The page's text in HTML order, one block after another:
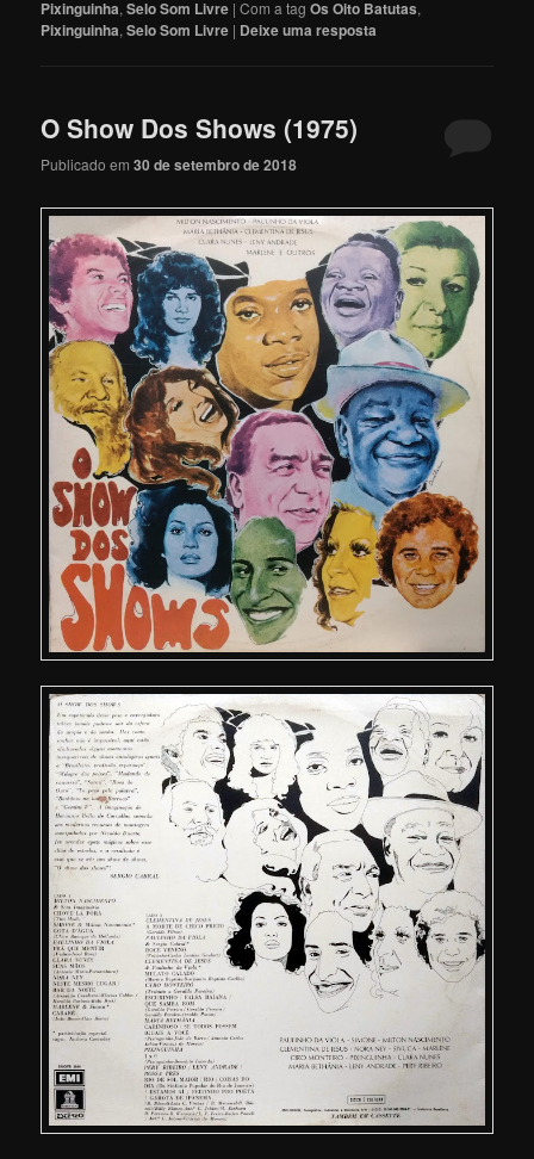
Pixinguinha,Selo Som Livre |Com a tagOs Oito Batutas,
Pixinguinha,Selo Som Livre | Deixe uma resposta
O Show Dos Shows (1975)
Publicado em30 de setembro de 2018